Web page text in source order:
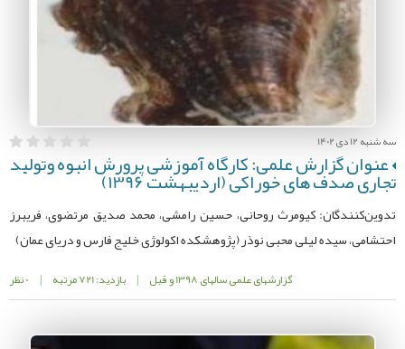
سه شنبه 12 دی 1402
عنوان گزارش علمی: کارگاه آموزشی پرورش انبوه وتولید
تجاری صدف های خوراکی (اردیبهشت 1396)
تدوین‌کنندگان: کیومرث روحانی، حسین رامشی، محمد صدیق مرتضوی، فریبرز
احتشامی، سیده لیلی محبی نوذر (پژوهشکده اکولوژی خلیج فارس و دریای عمان)
گزارشهای علمی سالهای 1398 و قبل | بازدید: 721 مرتبه | 0 نظر